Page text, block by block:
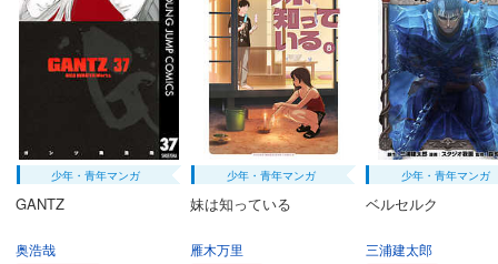
あらすじを表示する
僕の妻は発達障害 分冊版第48巻
132円 (税込)
完結
カート
試し読み
あらすじを表示する
僕の妻は発達障害 分冊版第49巻（完）
カート
少年・青年マンガ
GANTZ
奥浩哉
少年・青年マンガ
妹は知っている
雁木万里
少年・青年マンガ
ベルセルク
三浦建太郎